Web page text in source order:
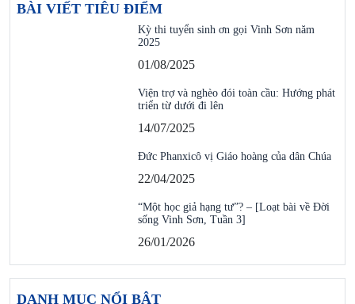
BÀI VIẾT TIÊU ĐIỂM
Kỳ thi tuyển sinh ơn gọi Vinh Sơn năm
2025
01/08/2025
Viện trợ và nghèo đói toàn cầu: Hướng phát
triển từ dưới đi lên
14/07/2025
Đức Phanxicô vị Giáo hoàng của dân Chúa
22/04/2025
“Một học giả hạng tư”? – [Loạt bài về Đời
sống Vinh Sơn, Tuần 3]
26/01/2026
DANH MỤC NỔI BẬT